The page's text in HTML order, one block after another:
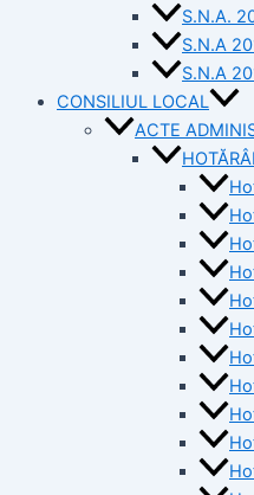
S.N.A.
S.N.A
S.N.A
CONSILIUL LOCAL
ACTE